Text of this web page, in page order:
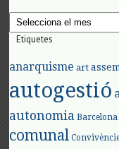
Arxius
Etiquetes
anarquisme art
autogestió
autonomia Barcelona
comunal